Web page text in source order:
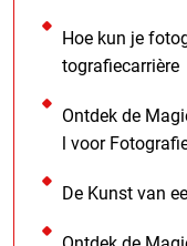
Hoe kun je
tografiecarrière
Ontdek de
l voor
De Kunst van